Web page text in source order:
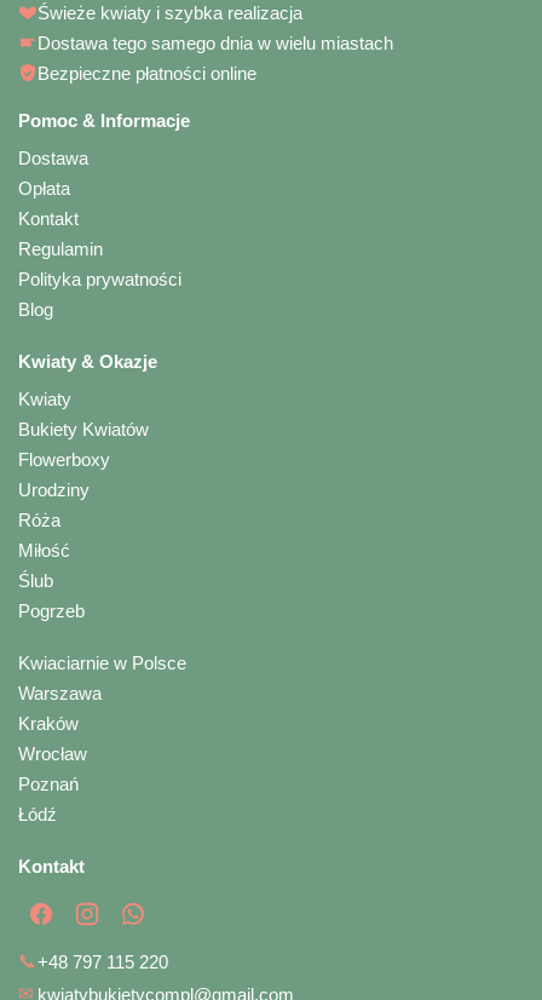
Świeże kwiaty i szybka realizacja
Dostawa tego samego dnia w wielu miastach
Bezpieczne płatności online
Pomoc & Informacje
Dostawa
Opłata
Kontakt
Regulamin
Polityka prywatności
Blog
Kwiaty & Okazje
Kwiaty
Bukiety Kwiatów
Flowerboxy
Urodziny
Róża
Miłość
Ślub
Pogrzeb
Kwiaciarnie w Polsce
Warszawa
Kraków
Wrocław
Poznań
Łódź
Kontakt
📞+48 797 115 220
✉ kwiatybukietycompl@gmail.com